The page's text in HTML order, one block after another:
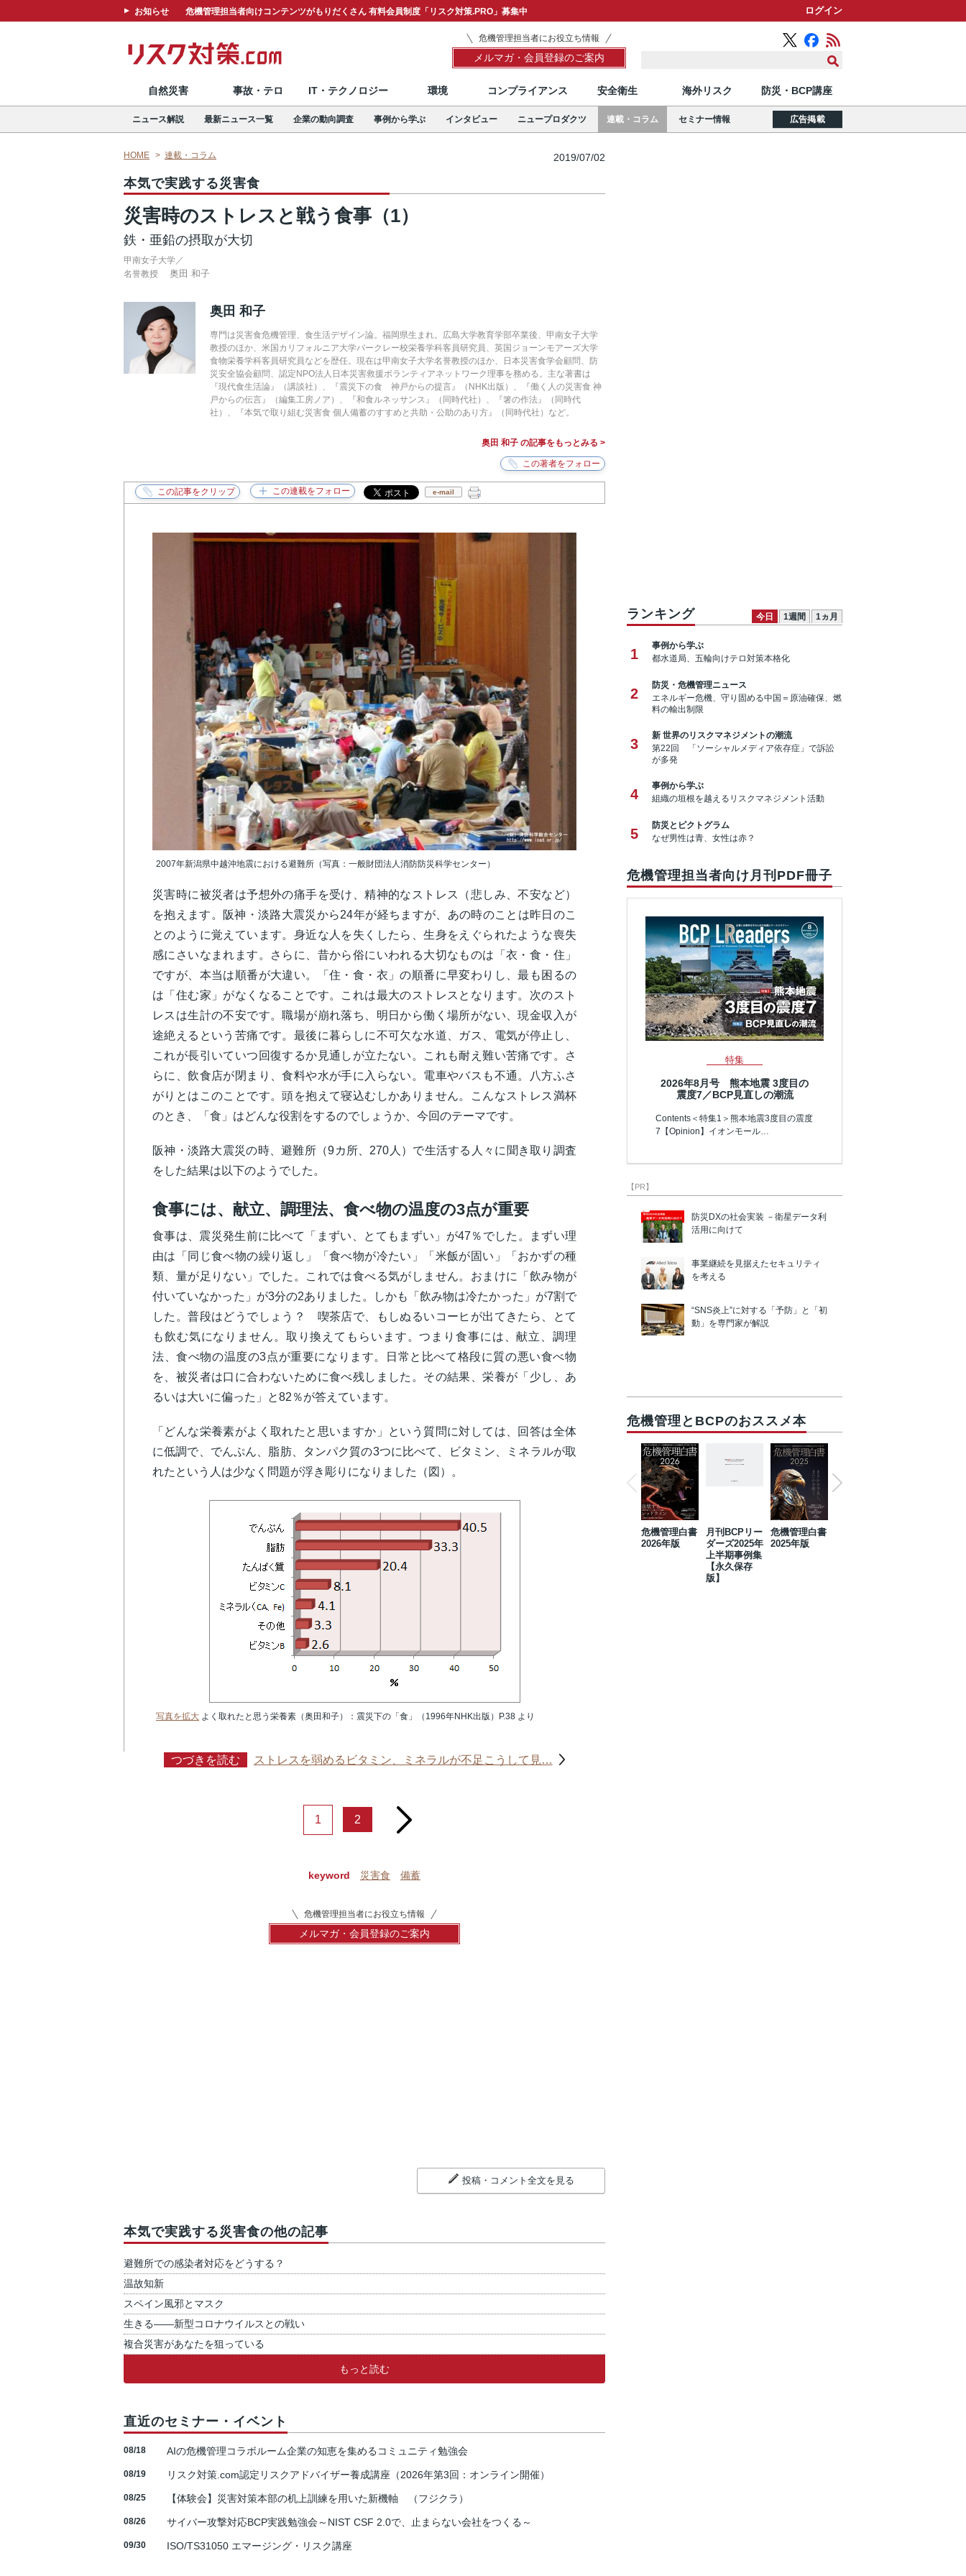
お知らせ 危機管理担当者向けコンテンツがもりだくさん 有料会員制度「リスク対策.PRO」募集中 ログイン
危機管理担当者にお役立ち情報
メルマガ・会員登録のご案内
自然災害 事故・テロ IT・テクノロジー 環境 コンプライアンス 安全衛生 海外リスク 防災・BCP講座
ニュース解説 最新ニュース一覧 企業の動向調査 事例から学ぶ インタビュー ニュープロダクツ 連載・コラム セミナー情報 広告掲載
HOME 連載・コラム 2019/07/02
本気で実践する災害食
災害時のストレスと戦う食事（1）
鉄・亜鉛の摂取が大切
甲南女子大学／
名誉教授
奥田 和子
奥田 和子
専門は災害食危機管理、食生活デザイン論。福岡県生まれ。広島大学教育学部卒業後、甲南女子大学
教授のほか、米国カリフォルニア大学バークレー校栄養学科客員研究員、英国ジョーンモアーズ大学
食物栄養学科客員研究員などを歴任。現在は甲南女子大学名誉教授のほか、日本災害食学会顧問、防
災安全協会顧問、認定NPO法人日本災害救援ボランティアネットワーク理事を務める。主な著書は
『現代食生活論』（講談社）、『震災下の食 神戸からの提言』（NHK出版）、『働く人の災害食 神
戸からの伝言』（編集工房ノア）、『和食ルネッサンス』（同時代社）、『箸の作法』（同時代
社）、『本気で取り組む災害食 個人備蓄のすすめと共助・公助のあり方』（同時代社）など。
奥田 和子 の記事をもっとみる >
e-mail
2007年新潟県中越沖地震における避難所（写真：一般財団法人消防防災科学センター）
災害時に被災者は予想外の痛手を受け、精神的なストレス（悲しみ、不安など）
を抱えます。阪神・淡路大震災から24年が経ちますが、あの時のことは昨日のこ
とのように覚えています。身近な人を失くしたら、生身をえぐられたような喪失
感にさいなまれます。さらに、昔から俗にいわれる大切なものは「衣・食・住」
ですが、本当は順番が大違い。「住・食・衣」の順番に早変わりし、最も困るの
は「住む家」がなくなることです。これは最大のストレスとなります。次のスト
レスは生計の不安です。職場が崩れ落ち、明日から働く場所がない、現金収入が
途絶えるという苦痛です。最後に暮らしに不可欠な水道、ガス、電気が停止し、
これが長引いていつ回復するか見通しが立たない。これも耐え難い苦痛です。さ
らに、飲食店が閉まり、食料や水が手に入らない。電車やバスも不通。八方ふさ
がりとはこのことです。頭を抱えて寝込むしかありません。こんなストレス満杯
のとき、「食」はどんな役割をするのでしょうか、今回のテーマです。
阪神・淡路大震災の時、避難所（9カ所、270人）で生活する人々に聞き取り調査
をした結果は以下のようでした。
食事には、献立、調理法、食べ物の温度の3点が重要
食事は、震災発生前に比べて「まずい、とてもまずい」が47％でした。まずい理
由は「同じ食べ物の繰り返し」「食べ物が冷たい」「米飯が固い」「おかずの種
類、量が足りない」でした。これでは食べる気がしません。おまけに「飲み物が
付いていなかった」が3分の2ありました。しかも「飲み物は冷たかった」が7割で
した。普段はどうでしょう？ 喫茶店で、もしぬるいコーヒが出てきたら、とて
も飲む気になりません。取り換えてもらいます。つまり食事には、献立、調理
法、食べ物の温度の3点が重要になります。日常と比べて格段に質の悪い食べ物
を、被災者は口に合わないために食べ残しました。その結果、栄養が「少し、あ
るいは大いに偏った」と82％が答えています。
「どんな栄養素がよく取れたと思いますか」という質問に対しては、回答は全体
に低調で、でんぷん、脂肪、タンパク質の3つに比べて、ビタミン、ミネラルが取
れたという人は少なく問題が浮き彫りになりました（図）。
写真を拡大 よく取れたと思う栄養素（奥田和子）：震災下の「食」（1996年NHK出版）P.38 より
つづきを読む ストレスを弱めるビタミン、ミネラルが不足こうして見…
1 2 next
keyword 災害食 備蓄
危機管理担当者にお役立ち情報
メルマガ・会員登録のご案内
投稿・コメント全文を見る
本気で実践する災害食の他の記事
避難所での感染者対応をどうする？
温故知新
スペイン風邪とマスク
生きる――新型コロナウイルスとの戦い
複合災害があなたを狙っている
もっと読む
直近のセミナー・イベント
08/18 AIの危機管理コラボルーム企業の知恵を集めるコミュニティ勉強会
08/19 リスク対策.com認定リスクアドバイザー養成講座（2026年第3回：オンライン開催）
08/25 【体験会】災害対策本部の机上訓練を用いた新機軸 （フジクラ）
08/26 サイバー攻撃対応BCP実践勉強会～NIST CSF 2.0で、止まらない会社をつくる～
09/30 ISO/TS31050 エマージング・リスク講座
ランキング 今日 1週間 1ヵ月
1
事例から学ぶ
都水道局、五輪向けテロ対策本格化
2
防災・危機管理ニュース
エネルギー危機、守り固める中国＝原油確保、燃
料の輸出制限
3
新 世界のリスクマネジメントの潮流
第22回 「ソーシャルメディア依存症」で訴訟
が多発
4
事例から学ぶ
組織の垣根を越えるリスクマネジメント活動
5
防災とピクトグラム
なぜ男性は青、女性は赤？
危機管理担当者向け月刊PDF冊子
特集
2026年8月号 熊本地震 3度目の
震度7／BCP見直しの潮流
Contents＜特集1＞熊本地震3度目の震度
7【Opinion】イオンモール…
【PR】
防災DXの社会実装 －衛星データ利
活用に向けて
事業継続を見据えたセキュリティ
を考える
“SNS炎上”に対する「予防」と「初
動」を専門家が解説
危機管理とBCPのおススメ本
危機管理白書
2026年版
月刊BCPリー
ダーズ2025年
上半期事例集
【永久保存
版】
危機管理白書
2025年版